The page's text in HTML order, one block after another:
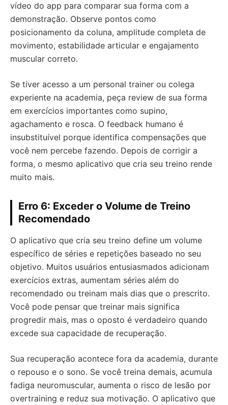
vídeo do app para comparar sua forma com a
demonstração. Observe pontos como
posicionamento da coluna, amplitude completa de
movimento, estabilidade articular e engajamento
muscular correto.
Se tiver acesso a um personal trainer ou colega
experiente na academia, peça review de sua forma
em exercícios importantes como supino,
agachamento e rosca. O feedback humano é
insubstituível porque identifica compensações que
você nem percebe fazendo. Depois de corrigir a
forma, o mesmo aplicativo que cria seu treino rende
muito mais.
Erro 6: Exceder o Volume de Treino
Recomendado
O aplicativo que cria seu treino define um volume
específico de séries e repetições baseado no seu
objetivo. Muitos usuários entusiasmados adicionam
exercícios extras, aumentam séries além do
recomendado ou treinam mais dias que o prescrito.
Você pode pensar que treinar mais significa
progredir mais, mas o oposto é verdadeiro quando
excede sua capacidade de recuperação.
Sua recuperação acontece fora da academia, durante
o repouso e o sono. Se você treina demais, acumula
fadiga neuromuscular, aumenta o risco de lesão por
overtraining e reduz sua motivação. O aplicativo que